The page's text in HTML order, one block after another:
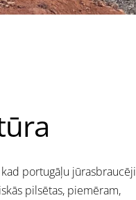
portugāļu jūrasbraucēji
pilsētas, piemēram,